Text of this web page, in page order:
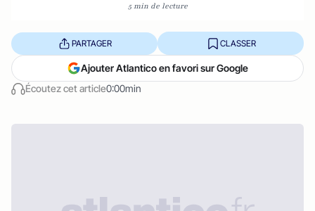
5 min de lecture
Écoutez cet article0:00min
PARTAGER CLASSER
Ajouter Atlantico en favori sur Google